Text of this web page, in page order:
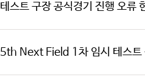
테스트 구장 공식경기 진행 오류
5th Next Field 1차 임시 테스트